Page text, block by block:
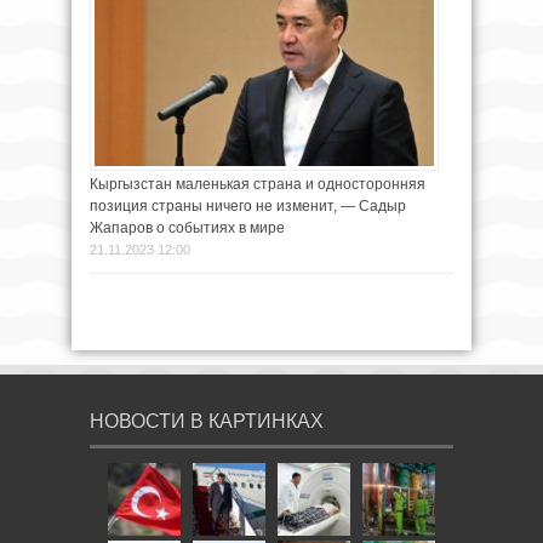
Кыргызстан маленькая страна и односторонняя
позиция страны ничего не изменит, — Садыр
Жапаров о событиях в мире
21.11.2023 12:00
НОВОСТИ В КАРТИНКАХ